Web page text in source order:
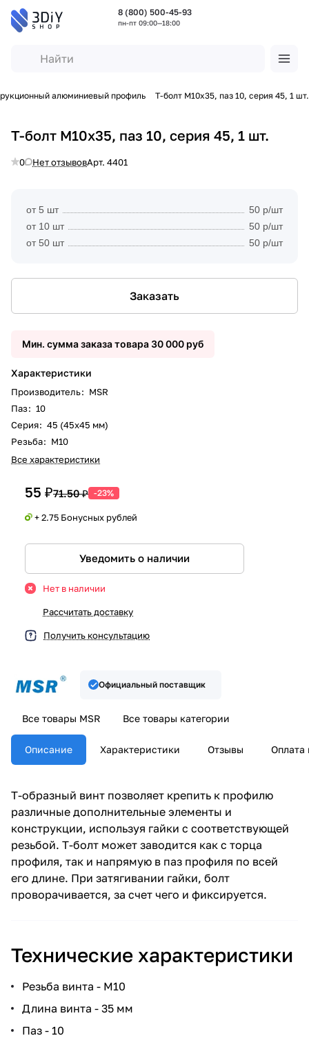
8 (800) 500-45-93
пн-пт 09:00—18:00
алюминиевый профиль Т-болт М10х35, паз 10, серия 45, 1 шт.
Т-болт М10х35, паз 10, серия 45, 1 шт.
0 Нет отзывовАрт. 4401
от 5 шт
50 р/шт
от 10 шт
50 р/шт
от 50 шт
50 р/шт
Заказать
Мин. сумма заказа товара 30 000 руб
Характеристики
Производитель: MSR
Паз: 10
Серия: 45 (45x45 мм)
Резьба: М10
Все характеристики
55 ₽71.50 ₽ -23%
+ 2.75 Бонусных рублей
Уведомить о наличии
Нет в наличии
Рассчитать доставку
Получить консультацию
Официальный поставщик
Все товары MSR Все товары категории
Описание Характеристики Отзывы Оплата
Т-образный винт позволяет крепить к профилю
различные дополнительные элементы и
конструкции, используя гайки с соответствующей
резьбой. Т-болт может заводится как с торца
профиля, так и напрямую в паз профиля по всей
его длине. При затягивании гайки, болт
проворачивается, за счет чего и фиксируется.
Технические характеристики
Резьба винта - М10
Длина винта - 35 мм
Паз - 10